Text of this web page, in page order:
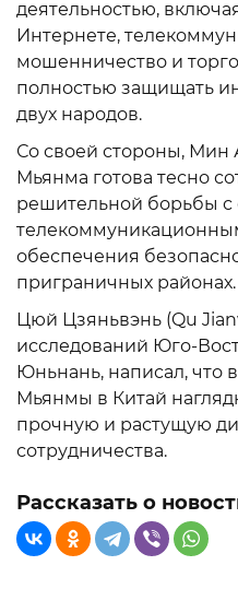
деятельностью,
Интернете,
мошенничество и
полностью защищать
двух народов.
Со своей стороны, Мин
Мьянма готова тесно
решительной борьбы
обеспечения
приграничных районах.
Цюй Цзяньвэнь (Qu
исследований Юго-
Юньнань, написал, что
Мьянмы в Китай
прочную и растущую
сотрудничества.
Рассказать о